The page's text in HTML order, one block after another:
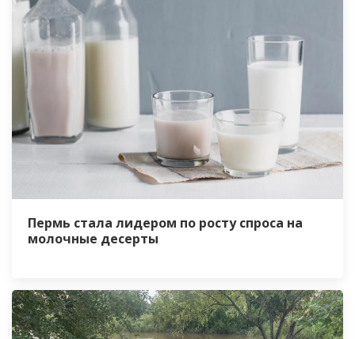
Пермь стала лидером по росту спроса на
молочные десерты